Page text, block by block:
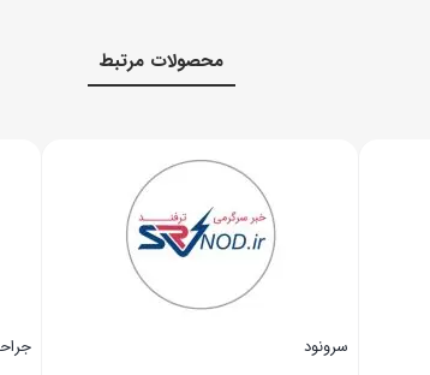
محصولات مرتبط